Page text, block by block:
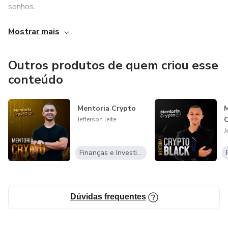
sonhos.
Com minha orientação, muitos investidores iniciantes têm
criptomoedas e tomar decisões inteligentes de
investimento.
Combinando paixão, visão e expertise, estou
comprometido em ajudar pessoas a atingir seus objetivos
financeiros e realizar seus sonhos.
Mostrar mais
Outros produtos de quem criou esse
conteúdo
Mentoria Crypto
Jefferson leite
Finanças e Investimentos
Dúvidas frequentes